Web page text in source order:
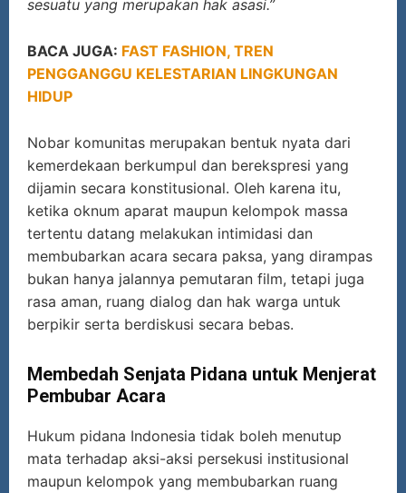
sesuatu yang merupakan hak asasi.”
BACA JUGA: FAST FASHION, TREN
PENGGANGGU KELESTARIAN LINGKUNGAN
HIDUP
Nobar komunitas merupakan bentuk nyata dari
kemerdekaan berkumpul dan berekspresi yang
dijamin secara konstitusional. Oleh karena itu,
ketika oknum aparat maupun kelompok massa
tertentu datang melakukan intimidasi dan
membubarkan acara secara paksa, yang dirampas
bukan hanya jalannya pemutaran film, tetapi juga
rasa aman, ruang dialog dan hak warga untuk
berpikir serta berdiskusi secara bebas.
Membedah Senjata Pidana untuk Menjerat
Pembubar Acara
Hukum pidana Indonesia tidak boleh menutup
mata terhadap aksi-aksi persekusi institusional
maupun kelompok yang membubarkan ruang